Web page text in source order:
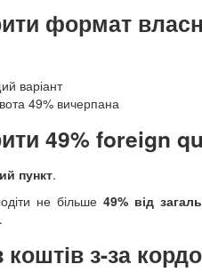
формат
варіант
49% вичерпана
49% foreign
пункт.
не більше 49% від
з-за